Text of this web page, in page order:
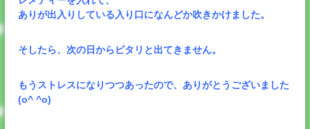
ありが出入りしている入り口になんどか吹きかけました。
そしたら、次の日からピタリと出てきません。
もうストレスになりつつあったので、ありがとうございました
(o^ ^o)